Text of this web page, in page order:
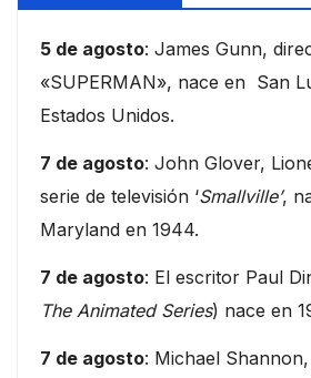
5 de agosto: James Gunn,
«SUPERMAN», nace en San
Estados Unidos.
7 de agosto: John Glover,
serie de televisión ‘Smallville’,
Maryland en 1944.
7 de agosto: El escritor Paul
The Animated Series) nace en
7 de agosto: Michael